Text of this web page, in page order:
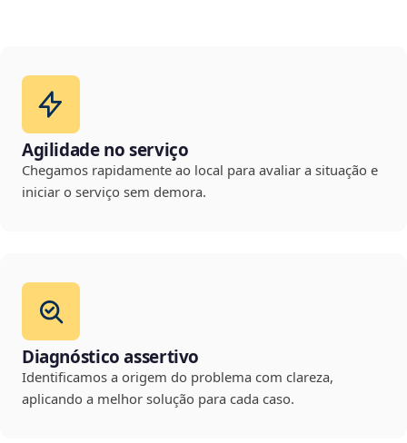
Agilidade no serviço
Chegamos rapidamente ao local para avaliar a situação e
iniciar o serviço sem demora.
Diagnóstico assertivo
Identificamos a origem do problema com clareza,
aplicando a melhor solução para cada caso.